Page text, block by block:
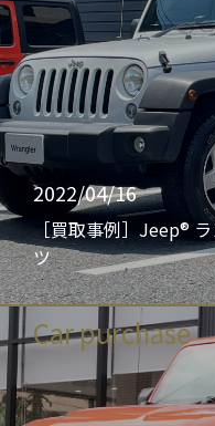
2022/04/16
［買取事例］Jeep®
ツ
Car purchase